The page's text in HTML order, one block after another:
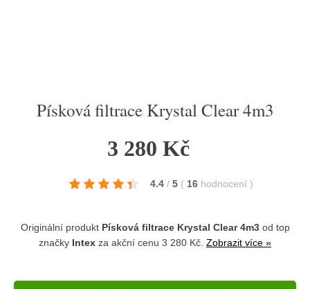
Písková filtrace Krystal Clear 4m3
3 280 Kč
4.4 / 5 ( 16 hodnocení )
Originální produkt Písková filtrace Krystal Clear 4m3od top
značky Intex za akční cenu 3 280 Kč. Zobrazit více »